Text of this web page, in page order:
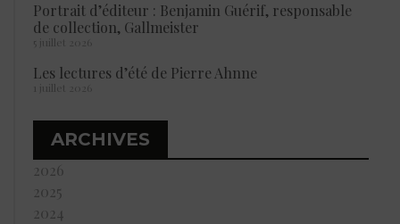
Portrait d’éditeur : Benjamin Guérif, responsable
de collection, Gallmeister
5 juillet 2026
Les lectures d’été de Pierre Ahnne
1 juillet 2026
ARCHIVES
2026
2025
2024